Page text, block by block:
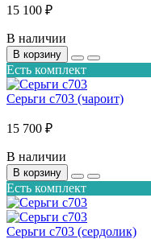
15 100 ₽
В наличии
В корзину
Есть комплект
Серьги с703 (чароит)
15 700 ₽
В наличии
В корзину
Есть комплект
Серьги с703 (сердолик)